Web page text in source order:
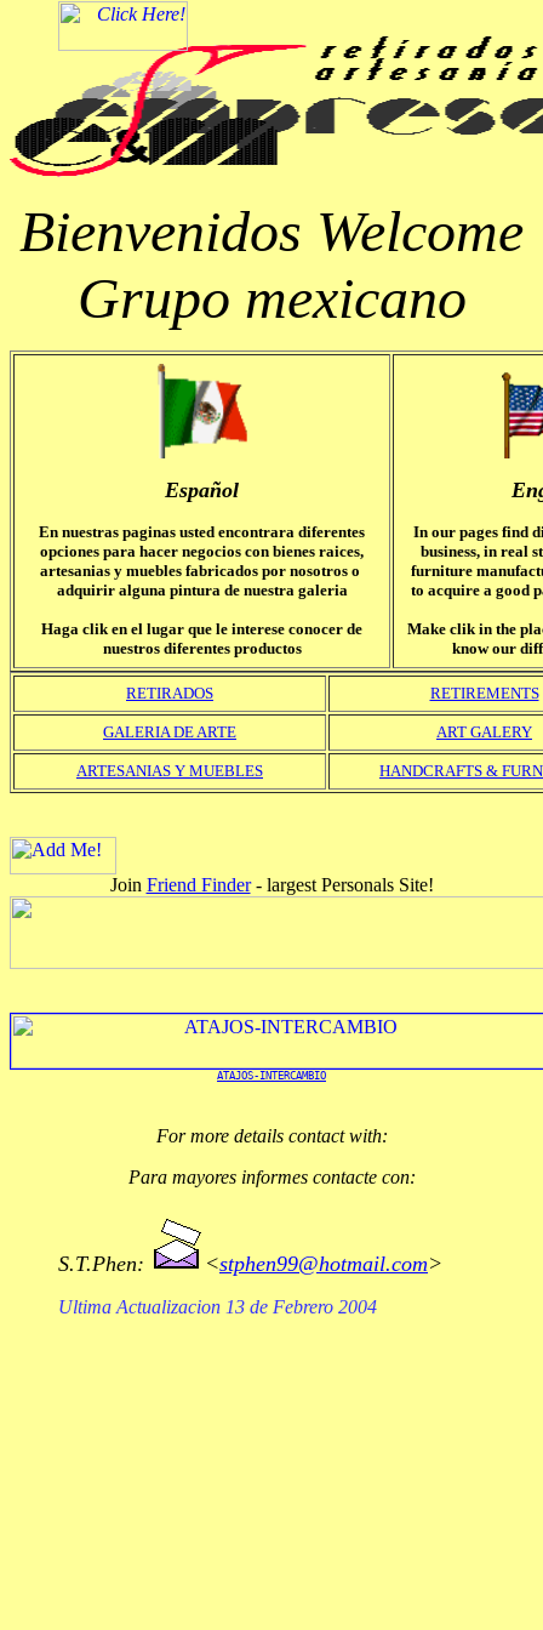
Bienvenidos Welcome
Grupo mexicano
Español
En nuestras paginas usted encontrara diferentes
opciones para hacer negocios con bienes raices,
artesanias y muebles fabricados por nosotros o
adquirir alguna pintura de nuestra galeria
Haga clik en el lugar que le interese conocer de
nuestros diferentes productos
In our pages find
business, in real
furniture
to acquire a good
Make clik in the
know our
RETIRADOS RETIREMENTS
GALERIA DE ARTE ART GALERY
ARTESANIAS Y MUEBLES HANDCRAFTS &
Join Friend Finder- largest Personals Site!
ATAJOS-INTERCAMBIO
For more details contact with:
Para mayores informes contacte con:
S.T.Phen: <stphen99@hotmail.com>
Ultima Actualizacion 13 de Febrero 2004